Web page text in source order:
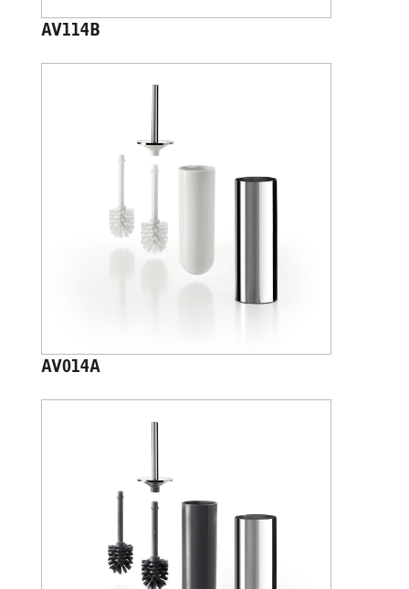
AV114B
AV014A